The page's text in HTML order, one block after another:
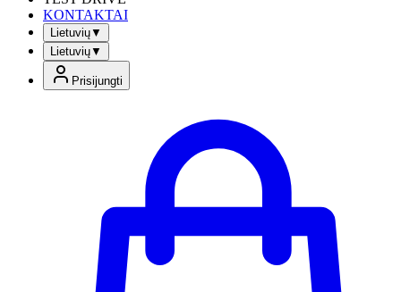
KONTAKTAI
Lietuvių▼
Lietuvių▼
Prisijungti